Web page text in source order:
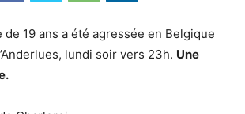
de 19 ans a été agressée en Belgique
lundi soir vers 23h. Une